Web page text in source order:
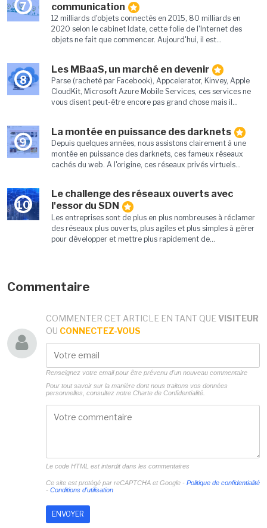
7
communication
12 milliards d'objets connectés en 2015, 80 milliards en
2020 selon le cabinet Idate, cette folie de l'Internet des
objets ne fait que commencer. Aujourd'hui, il est...
8
Les MBaaS, un marché en devenir
Parse (racheté par Facebook), Appcelerator, Kinvey, Apple
CloudKit, Microsoft Azure Mobile Services, ces services ne
vous disent peut-être encore pas grand chose mais il...
9
La montée en puissance des darknets
Depuis quelques années, nous assistons clairement à une
montée en puissance des darknets, ces fameux réseaux
cachés du web. A l'origine, ces réseaux privés virtuels...
10
Le challenge des réseaux ouverts avec
l'essor du SDN
Les entreprises sont de plus en plus nombreuses à réclamer
des réseaux plus ouverts, plus agiles et plus simples à gérer
pour développer et mettre plus rapidement de...
Commentaire
COMMENTER CET ARTICLE EN TANT QUE VISITEUR
OU CONNECTEZ-VOUS
Renseignez votre email pour être prévenu d'un nouveau commentaire
Pour tout savoir sur la manière dont nous traitons vos données
personnelles, consultez notre Charte de Confidentialité.
Le code HTML est interdit dans les commentaires
Ce site est protégé par reCAPTCHA et Google - Politique de confidentialité
- Conditions d'utilisation